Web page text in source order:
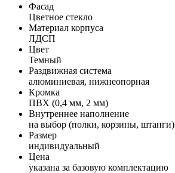
Фасад
Цветное стекло
Материал корпуса
ЛДСП
Цвет
Темный
Раздвижная система
алюминиевая, нижнеопорная
Кромка
ПВХ (0,4 мм, 2 мм)
Внутреннее наполнение
на выбор (полки, корзины, штанги)
Размер
индивидуальный
Цена
указана за базовую комплектацию